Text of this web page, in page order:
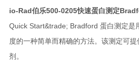
io-Rad伯乐500-0205快速蛋白测定
Quick Start&trade; Bradford 蛋白测定是
度的一种简单而精确的方法。该测定可
剂。